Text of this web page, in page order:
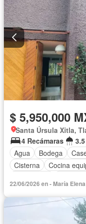
$ 5,950,000
Santa Úrsula Xitla,
4 Recámaras
Agua
Bodega
Cisterna
Cocina
Jacuzzi
Jardín
22/06/2026 en - María